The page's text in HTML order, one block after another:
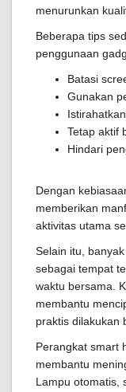
menurunkan
Beberapa tips
penggunaan
Batasi
Gunakan
Tetap aktif
Hindari
Dengan
memberikan
aktivitas utama
Selain itu,
sebagai tempat
waktu bersama.
membantu
praktis dilakukan
Perangkat smart
membantu
Lampu otomatis,